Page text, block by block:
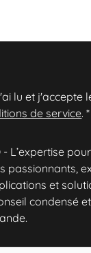
lu et j'accepte
de service.*
- L’expertise
passionnants,
et
condensé